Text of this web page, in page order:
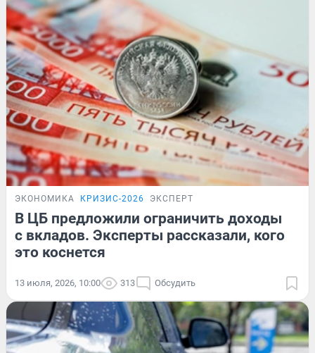
ЭКОНОМИКА КРИЗИС-2026 ЭКСПЕРТ
В ЦБ предложили ограничить доходы
с вкладов. Эксперты рассказали, кого
это коснется
13 июля, 2026, 10:00 313 Обсудить